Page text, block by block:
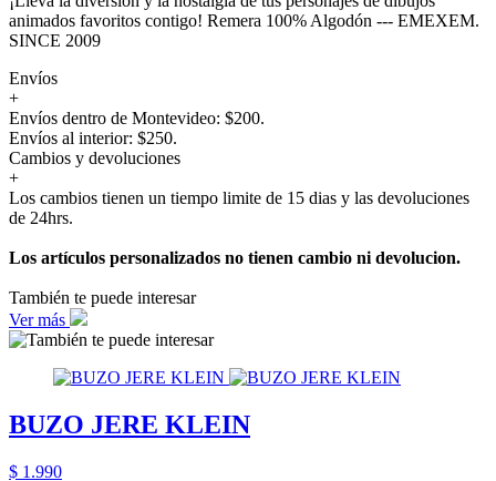
animados favoritos contigo! Remera 100% Algodón --- EMEXEM.
SINCE 2009
Envíos
+
Envíos dentro de Montevideo: $200.
Envíos al interior: $250.
Cambios y devoluciones
+
Los cambios tienen un tiempo limite de 15 dias y las devoluciones
de 24hrs.
Los artículos personalizados no tienen cambio ni devolucion.
También te puede interesar
Ver más
BUZO JERE KLEIN
$ 1.990